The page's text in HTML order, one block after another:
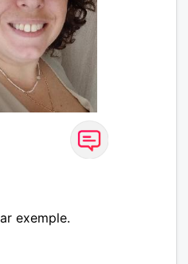
exemple.